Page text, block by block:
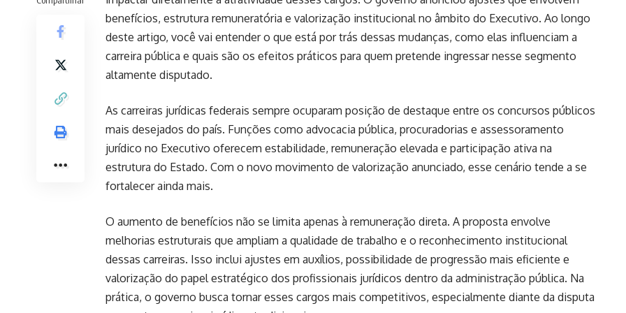
benefícios, estrutura remuneratória e valorização institucional no âmbito do Executivo. Ao longo
deste artigo, você vai entender o que está por trás dessas mudanças, como elas influenciam a
carreira pública e quais são os efeitos práticos para quem pretende ingressar nesse segmento
altamente disputado.
As carreiras jurídicas federais sempre ocuparam posição de destaque entre os concursos públicos
mais desejados do país. Funções como advocacia pública, procuradorias e assessoramento
jurídico no Executivo oferecem estabilidade, remuneração elevada e participação ativa na
estrutura do Estado. Com o novo movimento de valorização anunciado, esse cenário tende a se
fortalecer ainda mais.
O aumento de benefícios não se limita apenas à remuneração direta. A proposta envolve
melhorias estruturais que ampliam a qualidade de trabalho e o reconhecimento institucional
dessas carreiras. Isso inclui ajustes em auxílios, possibilidade de progressão mais eficiente e
valorização do papel estratégico dos profissionais jurídicos dentro da administração pública. Na
prática, o governo busca tornar esses cargos mais competitivos, especialmente diante da disputa